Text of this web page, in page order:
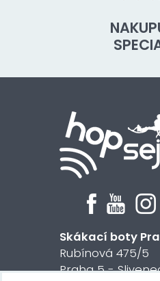
Skákací boty
Rubínová 475/5
Praha 5 -